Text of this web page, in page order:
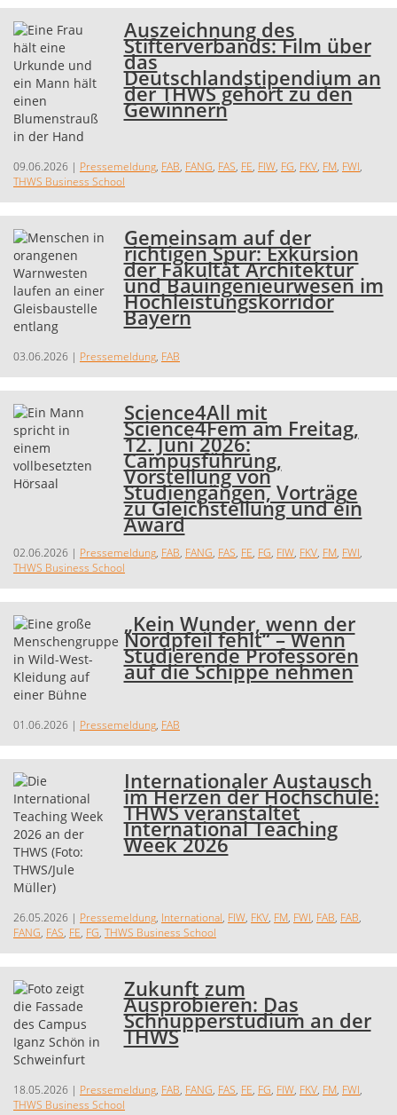
Auszeichnung des
Stifterverbands: Film über
das
Deutschlandstipendium an
der THWS gehört zu den
Gewinnern
09.06.2026 | Pressemeldung, FAB, FANG, FAS, FE, FIW, FG, FKV, FM, FWI,
THWS Business School
Gemeinsam auf der
richtigen Spur: Exkursion
der Fakultät Architektur
und Bauingenieurwesen im
Hochleistungskorridor
Bayern
03.06.2026 | Pressemeldung, FAB
Science4All mit
Science4Fem am Freitag,
12. Juni 2026:
Campusführung,
Vorstellung von
Studiengängen, Vorträge
zu Gleichstellung und ein
Award
02.06.2026 | Pressemeldung, FAB, FANG, FAS, FE, FG, FIW, FKV, FM, FWI,
THWS Business School
„Kein Wunder, wenn der
Nordpfeil fehlt“ – Wenn
Studierende Professoren
auf die Schippe nehmen
01.06.2026 | Pressemeldung, FAB
Internationaler Austausch
im Herzen der Hochschule:
THWS veranstaltet
International Teaching
Week 2026
26.05.2026 | Pressemeldung, International, FIW, FKV, FM, FWI, FAB, FAB,
FANG, FAS, FE, FG, THWS Business School
Zukunft zum
Ausprobieren: Das
Schnupperstudium an der
THWS
18.05.2026 | Pressemeldung, FAB, FANG, FAS, FE, FG, FIW, FKV, FM, FWI,
THWS Business School